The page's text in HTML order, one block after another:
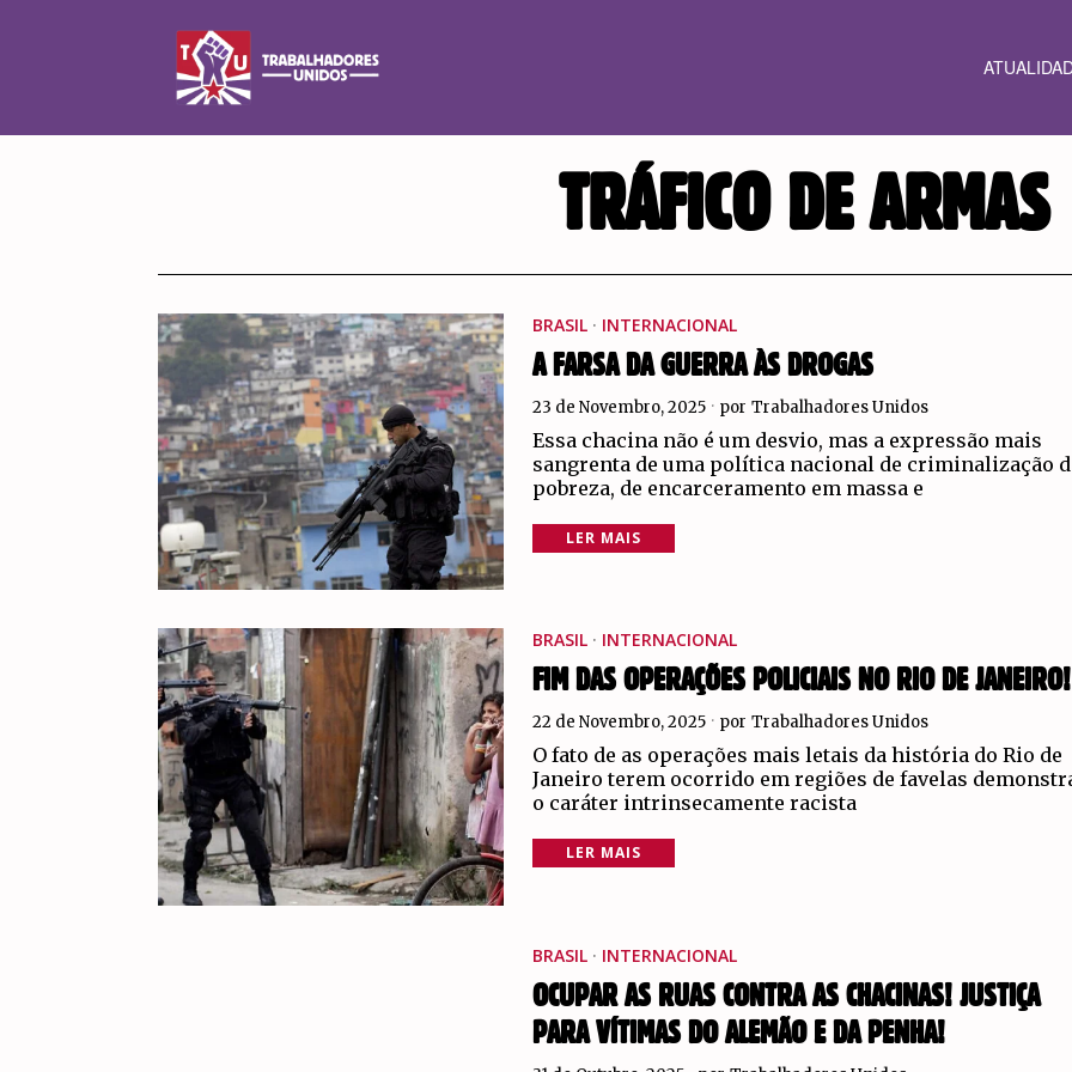
TRÁFICO DE ARMAS
BRASIL · INTERNACIONAL
A FARSA DA GUERRA ÀS DROGAS
23 de Novembro, 2025 por Trabalhadores Unidos
Essa chacina não é um desvio, mas a expressão mais
sangrenta de uma política nacional de criminalização
pobreza, de encarceramento em massa e
LER MAIS
BRASIL · INTERNACIONAL
FIM DAS OPERAÇÕES POLICIAIS NO RIO DE JANEIRO!
22 de Novembro, 2025 por Trabalhadores Unidos
O fato de as operações mais letais da história do Rio de
Janeiro terem ocorrido em regiões de favelas
o caráter intrinsecamente racista
LER MAIS
BRASIL · INTERNACIONAL
OCUPAR AS RUAS CONTRA AS CHACINAS! JUSTIÇA
PARA VÍTIMAS DO ALEMÃO E DA PENHA!